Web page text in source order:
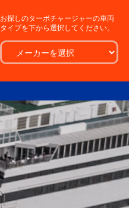
お探しのターボチャージャーの車両
タイプを下から選択してください。